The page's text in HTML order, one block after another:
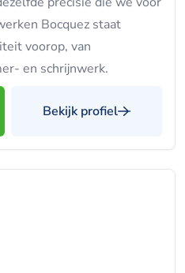
Bocquez staat
voorop, van
en schrijnwerk.
Bekijk profiel